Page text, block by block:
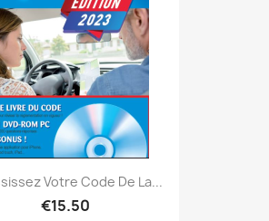
Votre Code De La...
€15.50